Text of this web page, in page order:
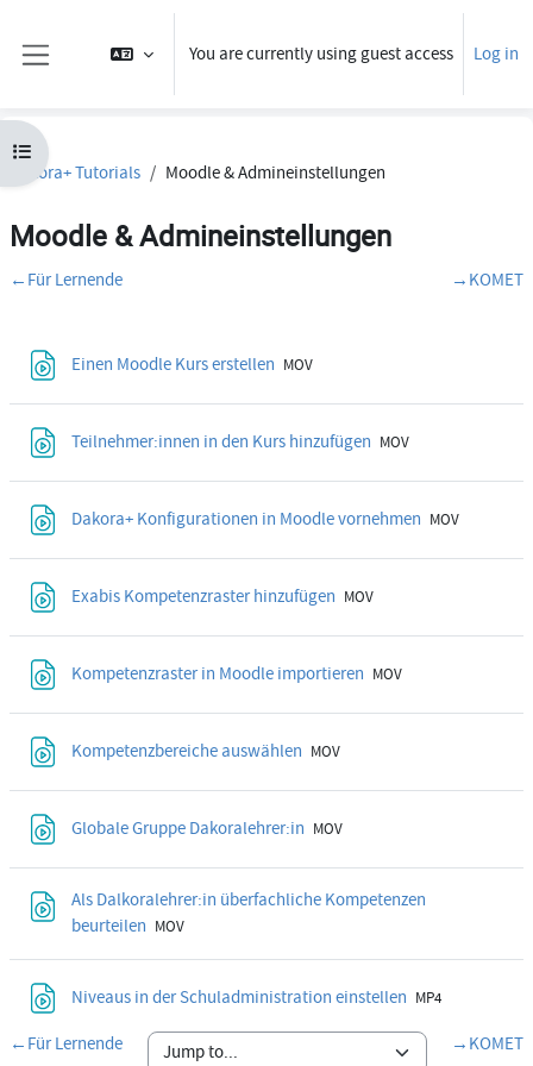
You are currently using guest access Log in
Open course index
Dakora+ Tutorials
Moodle & Admineinstellungen
Moodle & Admineinstellungen
Section outline
← Für Lernende → KOMET
Einen Moodle Kurs erstellen File
MOV
Teilnehmer:innen in den Kurs hinzufügen File
MOV
Dakora+ Konfigurationen in Moodle vornehmen File
MOV
Exabis Kompetenzraster hinzufügen File
MOV
Kompetenzraster in Moodle importieren File
MOV
Kompetenzbereiche auswählen File
MOV
Globale Gruppe Dakoralehrer:in File
MOV
Als Dalkoralehrer:in überfachliche Kompetenzen
beurteilen File
MOV
Niveaus in der Schuladministration einstellen File
MP4
← Für Lernende → KOMET